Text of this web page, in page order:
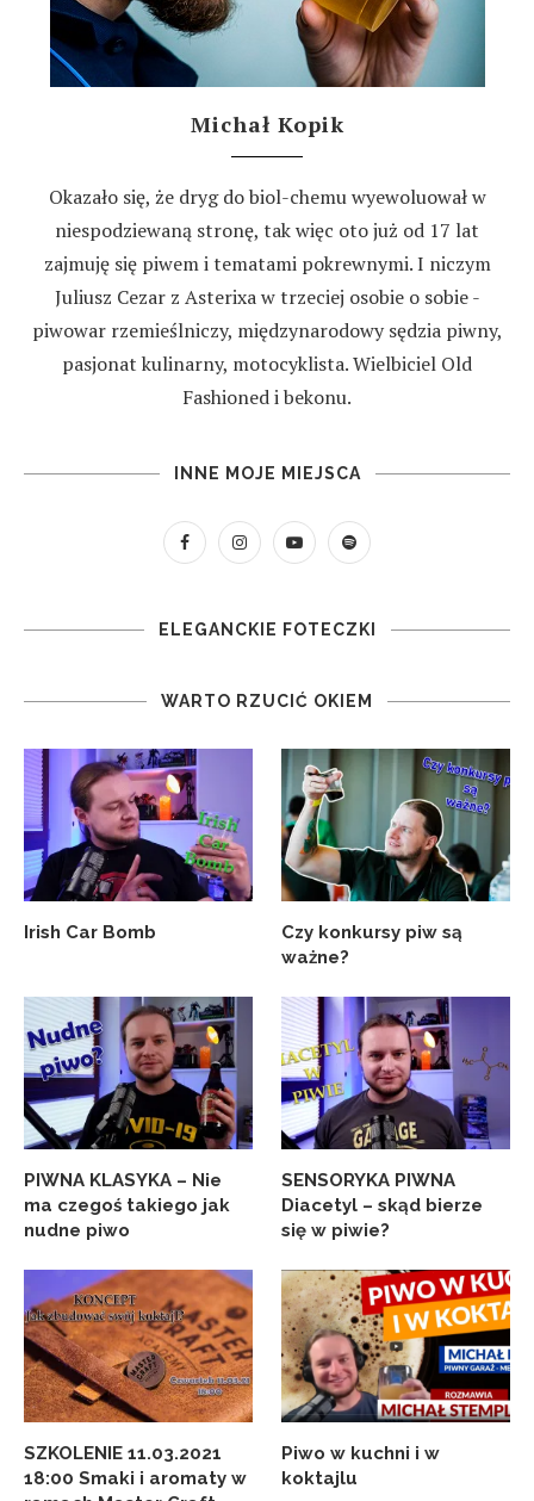
Michał Kopik
Okazało się, że dryg do biol-chemu wyewoluował w
niespodziewaną stronę, tak więc oto już od 17 lat
zajmuję się piwem i tematami pokrewnymi. I niczym
Juliusz Cezar z Asterixa w trzeciej osobie o sobie -
piwowar rzemieślniczy, międzynarodowy sędzia piwny,
pasjonat kulinarny, motocyklista. Wielbiciel Old
Fashioned i bekonu.
INNE MOJE MIEJSCA
ELEGANCKIE FOTECZKI
WARTO RZUCIĆ OKIEM
Irish Car Bomb
Czy konkursy piw są
ważne?
PIWNA KLASYKA – Nie
ma czegoś takiego jak
nudne piwo
SENSORYKA PIWNA
Diacetyl – skąd bierze
się w piwie?
SZKOLENIE 11.03.2021
18:00 Smaki i aromaty w
Piwo w kuchni i w
koktajlu